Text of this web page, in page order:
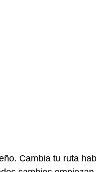
Cambia tu ruta